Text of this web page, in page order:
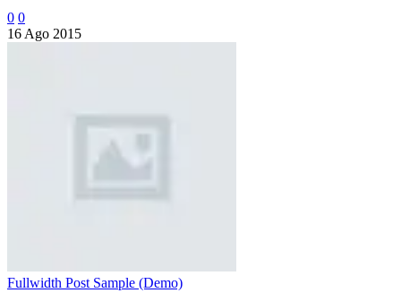
0 0
16 Ago 2015
Fullwidth Post Sample (Demo)